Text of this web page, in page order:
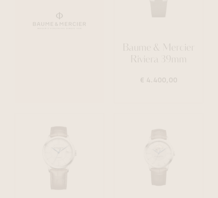
Baume & Mercier
Riviera 39mm
€ 4.400,00